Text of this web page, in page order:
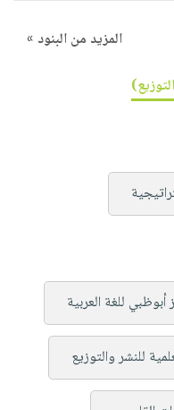
المزيد من البنود »
للغة العربية
للنشر والتوزيع